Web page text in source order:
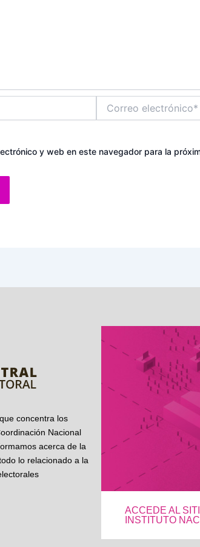
electrónico*
y web en este navegador para la
concentra los
Nacional
acerca de la
lo relacionado a la
ACCEDE AL
INSTITUTO